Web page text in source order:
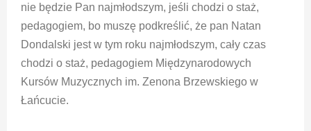
nie będzie Pan najmłodszym, jeśli chodzi o staż,
pedagogiem, bo muszę podkreślić, że pan Natan
Dondalski jest w tym roku najmłodszym, cały czas
chodzi o staż, pedagogiem Międzynarodowych
Kursów Muzycznych im. Zenona Brzewskiego w
Łańcucie.